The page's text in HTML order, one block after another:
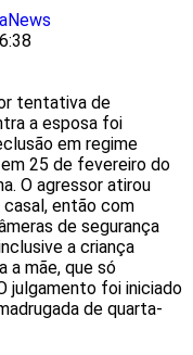
tentativa de
a esposa foi
em regime
25 de fevereiro do
O agressor atirou
então com
de segurança
a criança
a mãe, que só
julgamento foi iniciado
de quarta-